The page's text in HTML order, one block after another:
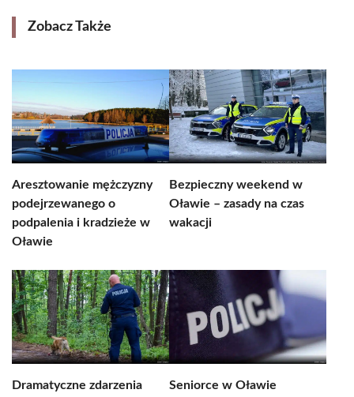
Zobacz Także
Aresztowanie mężczyzny
podejrzewanego o
podpalenia i kradzieże w
Oławie
Bezpieczny weekend w
Oławie – zasady na czas
wakacji
Dramatyczne zdarzenia
Seniorce w Oławie